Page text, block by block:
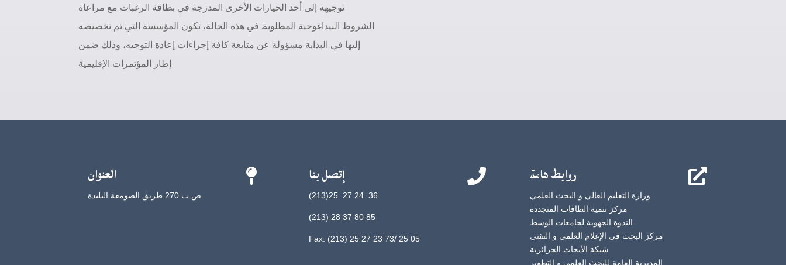
توجيهه إلى أحد الخيارات الأخرى المدرجة في بطاقة الرغبات مع مراعاة
الشروط البيداغوجية المطلوبة. في هذه الحالة، تكون المؤسسة التي تم تخصيصه
إليها في البداية مسؤولة عن متابعة كافة إجراءات إعادة التوجيه، وذلك ضمن
إطار المؤتمرات الإقليمية
 العنوان
ص.ب 270 طريق الصومعة البليدة
 إتصل بنا
36 24 27 25(213)
85 80 37 28 (213)
Fax: (213) 25 27 23 73/ 25 05
 روابط هامة
وزارة التعليم العالي و البحث العلمي
مركز تنمية الطاقات المتجددة
الندوة الجهوية لجامعات الوسط
مركز البحث في الإعلام العلمي و التقني
شبكة الأبحاث الجزائرية
المديرية العامة للبحث العلمي و التطوير